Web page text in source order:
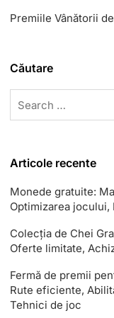
Premiile Vânătorii
Căutare
for:
Articole recente
Monede gratuite:
Optimizarea
Colecția de Chei
Oferte limitate,
Fermă de premii
Rute eficiente,
Tehnici de joc